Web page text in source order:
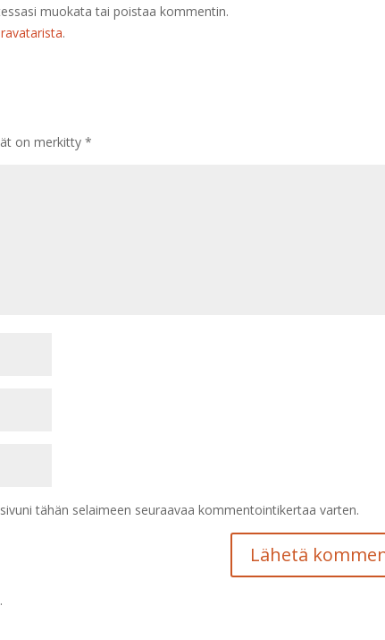
muokata tai poistaa kommentin.
.
on merkitty*
tähän selaimeen seuraavaa kommentointikertaa varten.